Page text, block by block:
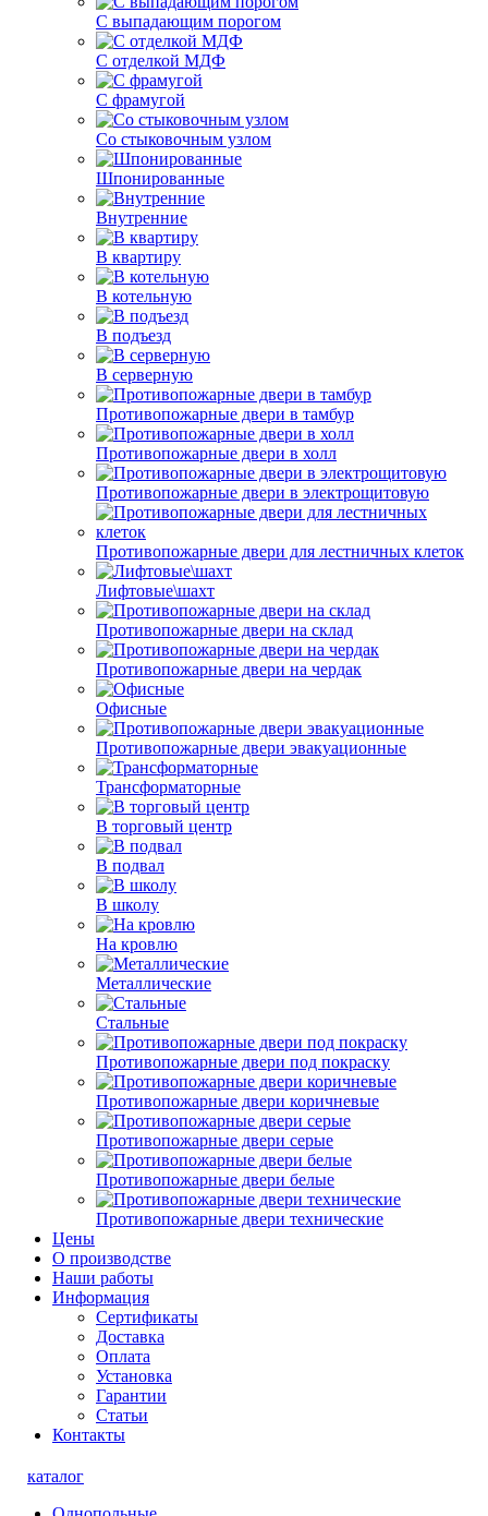
С выпадающим порогом
С отделкой МДФ
С фрамугой
Со стыковочным узлом
Шпонированные
Внутренние
В квартиру
В котельную
В подъезд
В серверную
Противопожарные двери в тамбур
Противопожарные двери в холл
Противопожарные двери в электрощитовую
Противопожарные двери для лестничных клеток
Лифтовые\шахт
Противопожарные двери на склад
Противопожарные двери на чердак
Офисные
Противопожарные двери эвакуационные
Трансформаторные
В торговый центр
В подвал
В школу
На кровлю
Металлические
Стальные
Противопожарные двери под покраску
Противопожарные двери коричневые
Противопожарные двери серые
Противопожарные двери белые
Противопожарные двери технические
Цены
О производстве
Наши работы
Информация
Сертификаты
Доставка
Оплата
Установка
Гарантии
Статьи
Контакты
каталог